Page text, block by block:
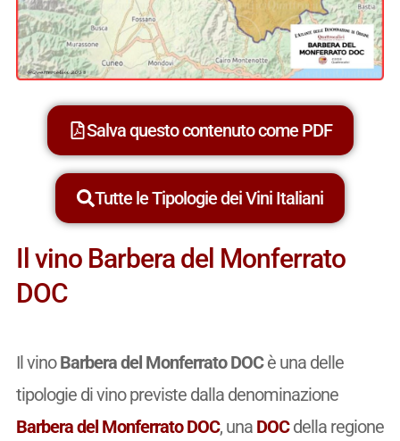
Salva questo contenuto come PDF
Tutte le Tipologie dei Vini Italiani
Il vino Barbera del Monferrato
DOC
Il vinoBarbera del Monferrato DOCè una delle
tipologie di vino previste dalla denominazione
Barbera del Monferrato DOC, una DOCdella regione